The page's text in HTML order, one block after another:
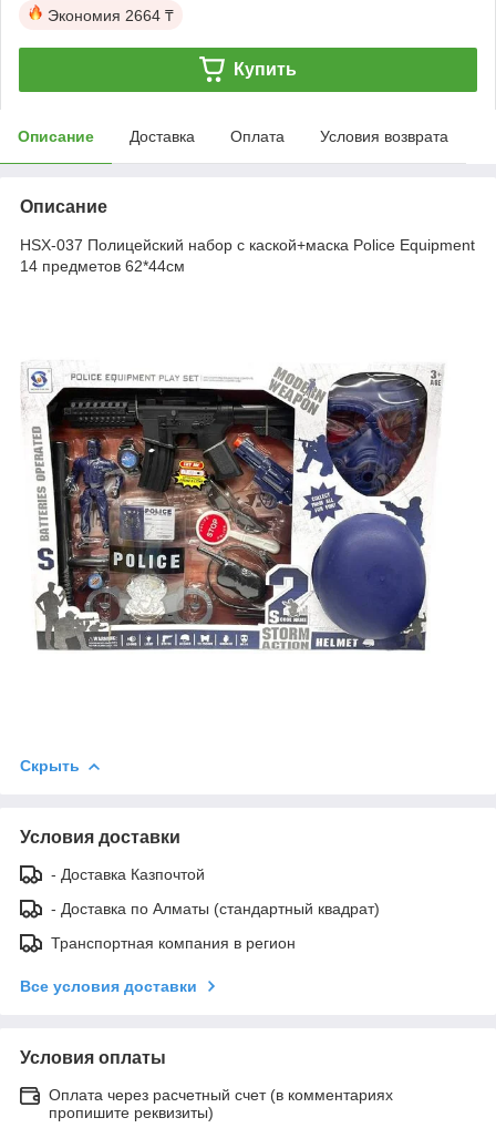
Экономия 2664 ₸
Купить
Описание Доставка Оплата Условия возврата
Описание
HSX-037 Полицейский набор с каской+маска Police Equipment
14 предметов 62*44см
Скрыть
Условия доставки
- Доставка Казпочтой
- Доставка по Алматы (стандартный квадрат)
Транспортная компания в регион
Все условия доставки
Условия оплаты
Оплата через расчетный счет (в комментариях
пропишите реквизиты)